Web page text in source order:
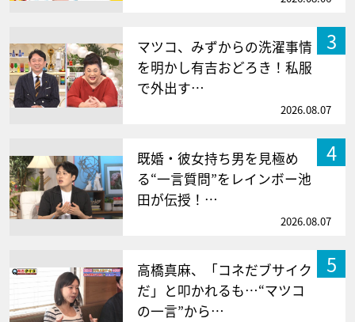
3
マツコ、みずからの洗濯事情
を明かし有吉おどろき！私服
で外出す…
2026.08.07
4
既婚・彼女持ち男を見極め
る“一言質問”をレインボー池
田が伝授！…
2026.08.07
5
高橋真麻、「コネだブサイク
だ」と叩かれるも…“マツコ
の一言”から…